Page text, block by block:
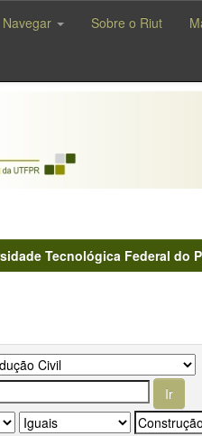
Navegar Sobre o Riut
Tecnológica Federal do